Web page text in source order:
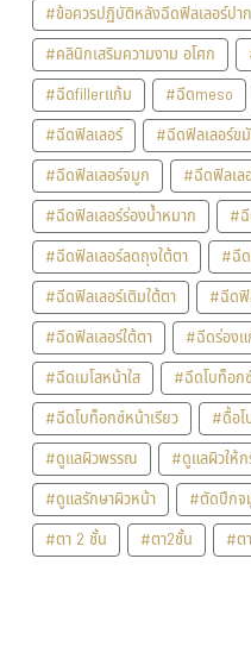
#ข้อควรปฏิบัติหลังฉีดฟิลเลอร์ปาก
#คลินิกเสริมความงาม อโศก
#ฉีดfillerแก้ม
#ฉีดmeso
#ฉีดฟิลเลอร์
#ฉีดฟิลเลอร์ข
#ฉีดฟิลเลอร์จมูก
#ฉีดฟิลเล
#ฉีดฟิลเลอร์ร่องน้ำหมาก
#
#ฉีดฟิลเลอร์ลดถุงใต้ตา
#ฉี
#ฉีดฟิลเลอร์เติมใต้ตา
#ฉีดฟิ
#ฉีดฟิลเลอร์ใต้ตา
#ฉีดร่อง
#ฉีดเมโสหน้าใส
#ฉีดโบท็อก
#ฉีดโบท็อกซ์หน้าเรียว
#ดื้อ
#ดูแลผิวพรรณ
#ดูแลผิวให้ก
#ดูแลรักษาผิวหน้า
#ตัดปีกจ
#ตา 2 ชั้น
#ตา2ชั้น #ต